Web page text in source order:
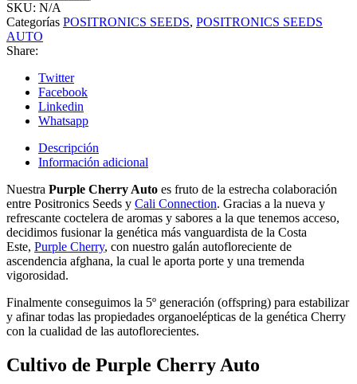
SKU: N/A
Categorías POSITRONICS SEEDS, POSITRONICS SEEDS
AUTO
Share:
Twitter
Facebook
Linkedin
Whatsapp
Descripción
Información adicional
Nuestra Purple Cherry Auto es fruto de la estrecha colaboración
entre Positronics Seeds y Cali Connection. Gracias a la nueva y
refrescante coctelera de aromas y sabores a la que tenemos acceso,
decidimos fusionar la genética más vanguardista de la Costa
Este, Purple Cherry, con nuestro galán autofloreciente de
ascendencia afghana, la cual le aporta porte y una tremenda
vigorosidad.
Finalmente conseguimos la 5º generación (offspring) para estabilizar
y afinar todas las propiedades organoelépticas de la genética Cherry
con la cualidad de las autoflorecientes.
Cultivo de Purple Cherry Auto